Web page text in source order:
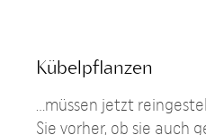
Kübelpflanzen
…müssen jetzt
Sie vorher, ob sie auch